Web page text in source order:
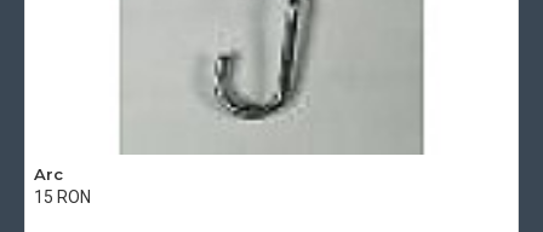
Arc
15 RON